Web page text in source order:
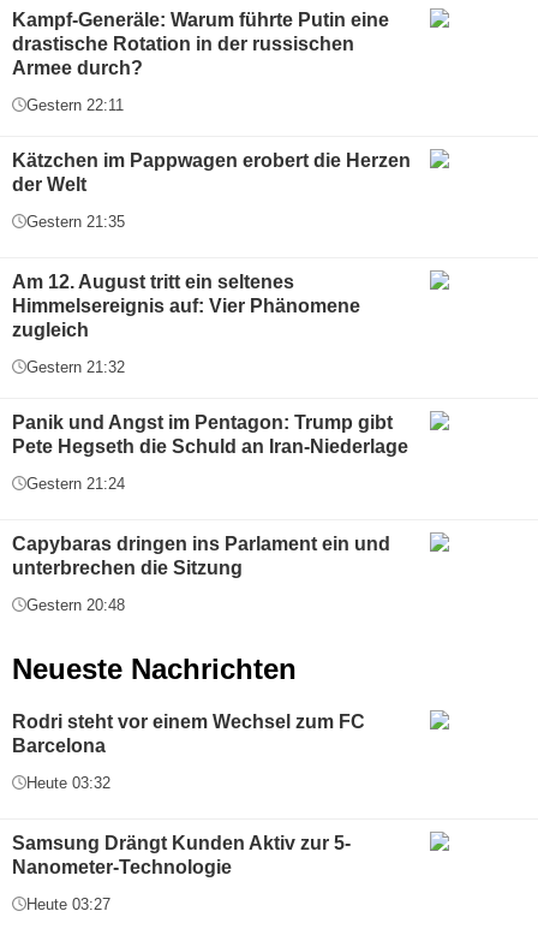
Kampf-Generäle: Warum führte Putin eine
drastische Rotation in der russischen
Armee durch?
Gestern 22:11
Kätzchen im Pappwagen erobert die Herzen
der Welt
Gestern 21:35
Am 12. August tritt ein seltenes
Himmelsereignis auf: Vier Phänomene
zugleich
Gestern 21:32
Panik und Angst im Pentagon: Trump gibt
Pete Hegseth die Schuld an Iran-Niederlage
Gestern 21:24
Capybaras dringen ins Parlament ein und
unterbrechen die Sitzung
Gestern 20:48
Neueste Nachrichten
Rodri steht vor einem Wechsel zum FC
Barcelona
Heute 03:32
Samsung Drängt Kunden Aktiv zur 5-
Nanometer-Technologie
Heute 03:27